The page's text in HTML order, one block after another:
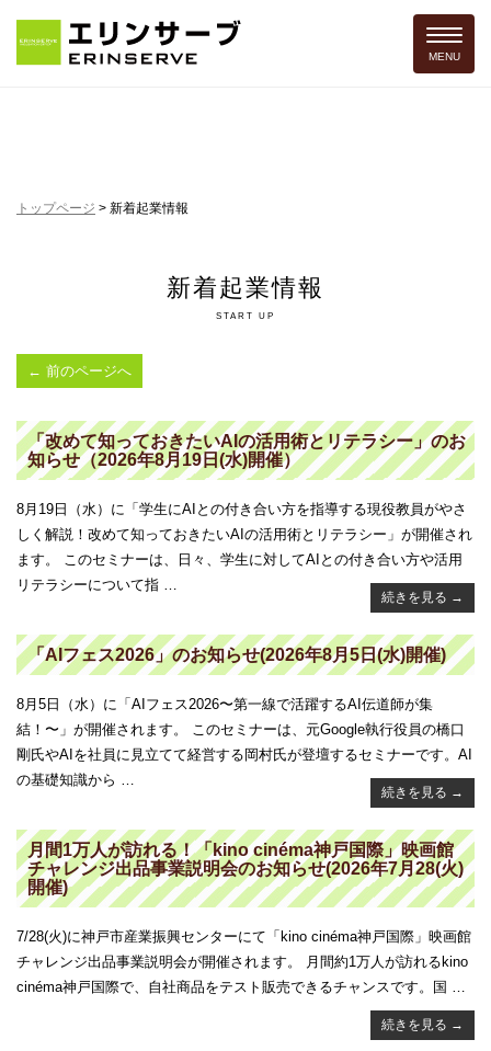
Toggle
MENU
トップページ > 新着起業情報
新着起業情報
START UP
← 前のページへ
「改めて知っておきたいAIの活用術とリテラシー」のお
知らせ（2026年8月19日(水)開催）
8月19日（水）に「学生にAIとの付き合い方を指導する現役教員がやさ
しく解説！改めて知っておきたいAIの活用術とリテラシー」が開催され
ます。 このセミナーは、日々、学生に対してAIとの付き合い方や活用
リテラシーについて指 …
続きを見る →
「AIフェス2026」のお知らせ(2026年8月5日(水)開催)
8月5日（水）に「AIフェス2026〜第一線で活躍するAI伝道師が集
結！〜」が開催されます。 このセミナーは、元Google執行役員の橋口
剛氏やAIを社員に見立てて経営する岡村氏が登壇するセミナーです。AI
の基礎知識から …
続きを見る →
月間1万人が訪れる！「kino cinéma神戸国際」映画館
チャレンジ出品事業説明会のお知らせ(2026年7月28(火)
開催)
7/28(火)に神戸市産業振興センターにて「kino cinéma神戸国際」映画館
チャレンジ出品事業説明会が開催されます。 月間約1万人が訪れるkino
cinéma神戸国際で、自社商品をテスト販売できるチャンスです。国 …
続きを見る →